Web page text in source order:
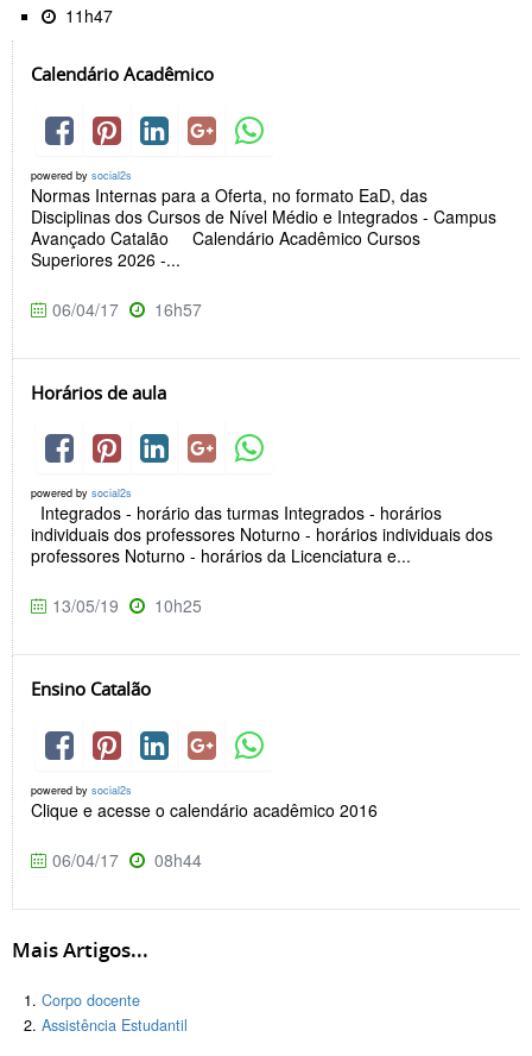
11h47
Calendário Acadêmico
powered by social2s
Normas Internas para a Oferta, no formato EaD, das
Disciplinas dos Cursos de Nível Médio e Integrados - Campus
Avançado Catalão Calendário Acadêmico Cursos
Superiores 2026 -...
06/04/17 16h57
Horários de aula
powered by social2s
Integrados - horário das turmas Integrados - horários
individuais dos professores Noturno - horários individuais dos
professores Noturno - horários da Licenciatura e...
13/05/19 10h25
Ensino Catalão
powered by social2s
Clique e acesse o calendário acadêmico 2016
06/04/17 08h44
Mais Artigos...
Corpo docente
Assistência Estudantil